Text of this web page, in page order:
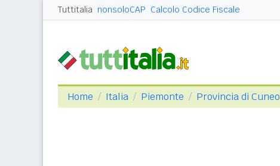
Tuttitalia nonsoloCAP Calcolo Codice Fiscale
Home Italia Piemonte Provincia di Cuneo